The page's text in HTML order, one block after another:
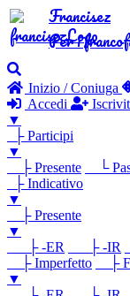
Francisez
Per i
Inizio / Coniuga
Accedi
▼
├ Participi
▼
├ Presente
└
├ Indicativo
▼
├ Presente
▼
├ -ER
├ -IR
├ Imperfetto
├
▼